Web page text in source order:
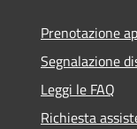
Prenotazione
Segnalazione
Leggi le FAQ
Richiesta